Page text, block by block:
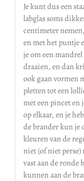
Je kunt dus een
labglas soms
centimeter
en met het puntje
je om een
draaien, en dan
ook gaan vormen
pletten tot een
met een pincet en
op elkaar, en je
de brander kun je
kleuren van de
niet (of niet
vast aan de ronde
kunnen aan de